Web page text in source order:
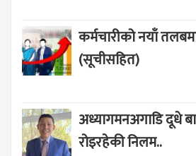
कर्मचारीको नयाँ
(सूचीसहित)
अध्यागमनअगाडि दूधे
रोइरहेकी निलम..